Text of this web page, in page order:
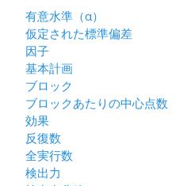
有意水準（α）
仮定された標準偏差
因子
基本計画
ブロック
ブロックあたりの中心点数
効果
反復数
全実行数
検出力